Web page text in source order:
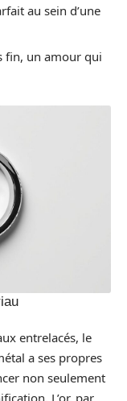
au sein d’une
fin, un amour qui
entrelacés, le
a ses propres
non seulement